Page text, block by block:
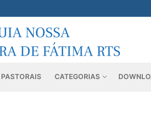
Pesquisar por:
PASTORAIS CATEGORIAS